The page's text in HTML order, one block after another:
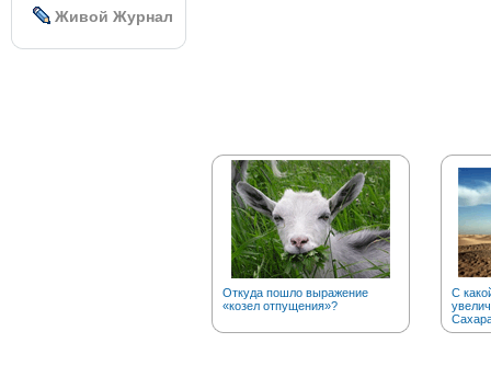
Живой Журнал
Откуда пошло выражение
«козел отпущения»?
С